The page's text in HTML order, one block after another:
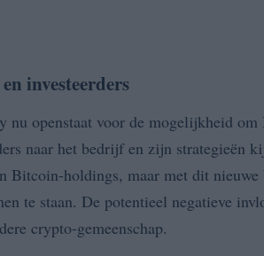
investeerders
nu openstaat voor de mogelijkheid
naar het bedrijf en zijn strategieën
Bitcoin-holdings, maar met dit
te staan. De potentieel negatieve
crypto-gemeenschap.